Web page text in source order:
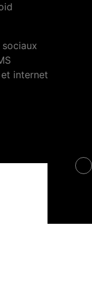
sociaux
internet